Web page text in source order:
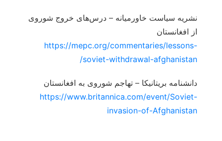
نشریه سیاست خاورمیانه – درس‌های خروج شوروی
از افغانستان
https://mepc.org/commentaries/lessons-
soviet-withdrawal-afghanistan/
دانشنامه بریتانیکا – تهاجم شوروی به افغانستان
https://www.britannica.com/event/Soviet-
invasion-of-Afghanistan